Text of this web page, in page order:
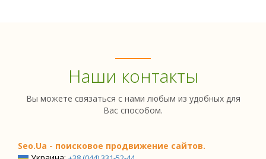
Наши контакты
Вы можете связаться с нами любым из удобных для
Вас способом.
Seo.Ua - поисковое продвижение сайтов.